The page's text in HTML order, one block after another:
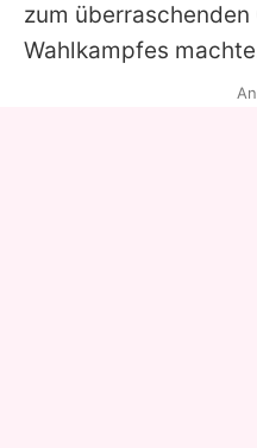
zum überraschenden
Wahlkampfes